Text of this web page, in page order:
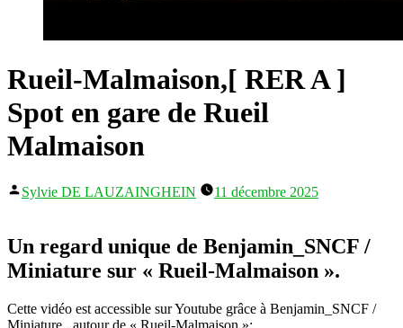
Rueil-Malmaison,[ RER A ]
Spot en gare de Rueil
Malmaison
Publié
Sylvie DE LAUZAINGHEIN 11 décembre 2025
Un regard unique de Benjamin_SNCF /
Miniature sur « Rueil-Malmaison ».
Cette vidéo est accessible sur Youtube grâce à Benjamin_SNCF /
Miniature . autour de « Rueil-Malmaison »: